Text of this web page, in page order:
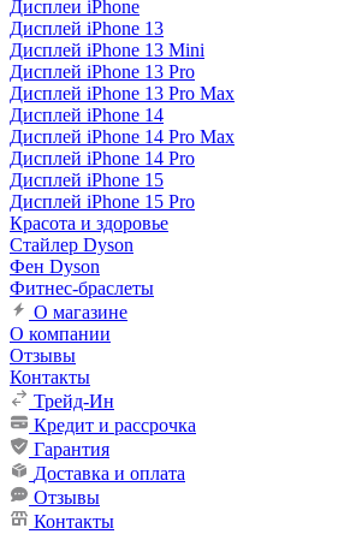
Дисплеи iPhone
Дисплей iPhone 13
Дисплей iPhone 13 Mini
Дисплей iPhone 13 Pro
Дисплей iPhone 13 Pro Max
Дисплей iPhone 14
Дисплей iPhone 14 Pro Max
Дисплей iPhone 14 Pro
Дисплей iPhone 15
Дисплей iPhone 15 Pro
Красота и здоровье
Стайлер Dyson
Фен Dyson
Фитнес-браслеты
О магазине
О компании
Отзывы
Контакты
Трейд-Ин
Кредит и рассрочка
Гарантия
Доставка и оплата
Отзывы
Контакты